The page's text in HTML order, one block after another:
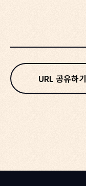
URL 공유하기